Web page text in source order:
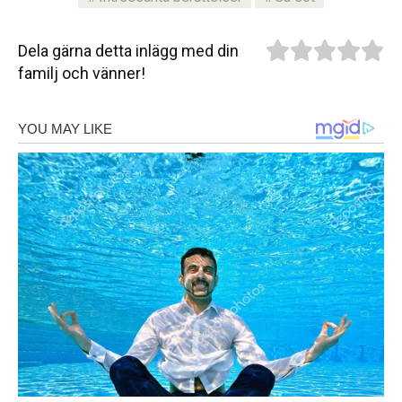
Dela gärna detta inlägg med din
familj och vänner!